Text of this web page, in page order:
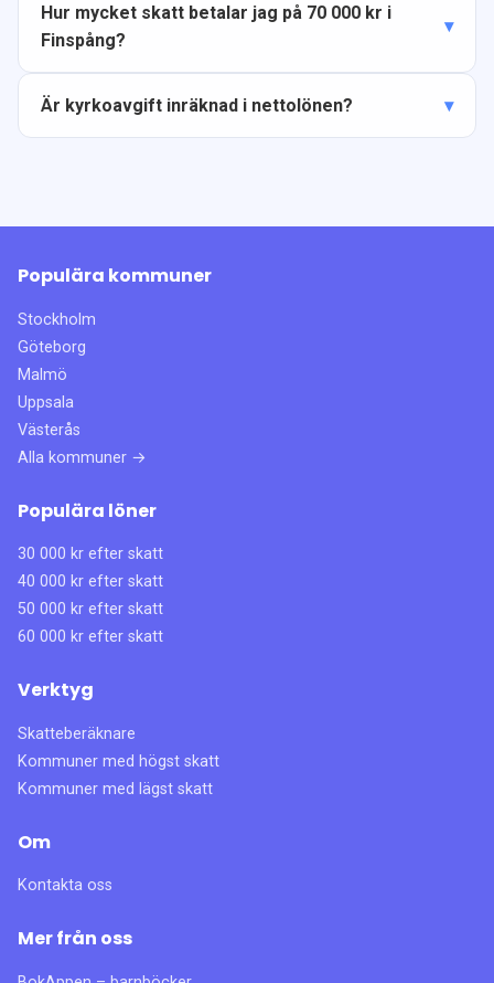
Hur mycket skatt betalar jag på 70 000 kr i
Finspång?
Är kyrkoavgift inräknad i nettolönen?
Populära kommuner
Stockholm
Göteborg
Malmö
Uppsala
Västerås
Alla kommuner →
Populära löner
30 000 kr efter skatt
40 000 kr efter skatt
50 000 kr efter skatt
60 000 kr efter skatt
Verktyg
Skatteberäknare
Kommuner med högst skatt
Kommuner med lägst skatt
Om
Kontakta oss
Mer från oss